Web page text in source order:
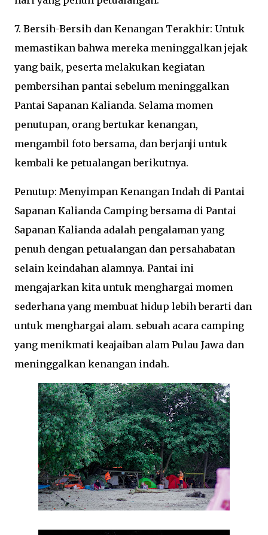
7. Bersih-Bersih dan Kenangan Terakhir: Untuk
memastikan bahwa mereka meninggalkan jejak
yang baik, peserta melakukan kegiatan
pembersihan pantai sebelum meninggalkan
Pantai Sapanan Kalianda. Selama momen
penutupan, orang bertukar kenangan,
mengambil foto bersama, dan berjanji untuk
kembali ke petualangan berikutnya.
Penutup: Menyimpan Kenangan Indah di Pantai
Sapanan Kalianda Camping bersama di Pantai
Sapanan Kalianda adalah pengalaman yang
penuh dengan petualangan dan persahabatan
selain keindahan alamnya. Pantai ini
mengajarkan kita untuk menghargai momen
sederhana yang membuat hidup lebih berarti dan
untuk menghargai alam. sebuah acara camping
yang menikmati keajaiban alam Pulau Jawa dan
meninggalkan kenangan indah.